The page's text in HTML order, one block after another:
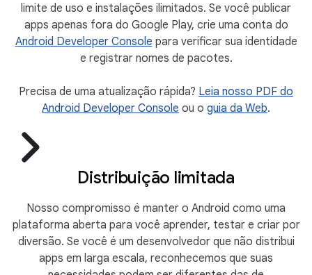
limite de uso e instalações ilimitados. Se você publicar
apps apenas fora do Google Play, crie uma conta do
Android Developer Console para verificar sua identidade
e registrar nomes de pacotes.
Precisa de uma atualização rápida? Leia nosso PDF do
Android Developer Console ou o guia da Web.
Distribuição limitada
Nosso compromisso é manter o Android como uma
plataforma aberta para você aprender, testar e criar por
diversão. Se você é um desenvolvedor que não distribui
apps em larga escala, reconhecemos que suas